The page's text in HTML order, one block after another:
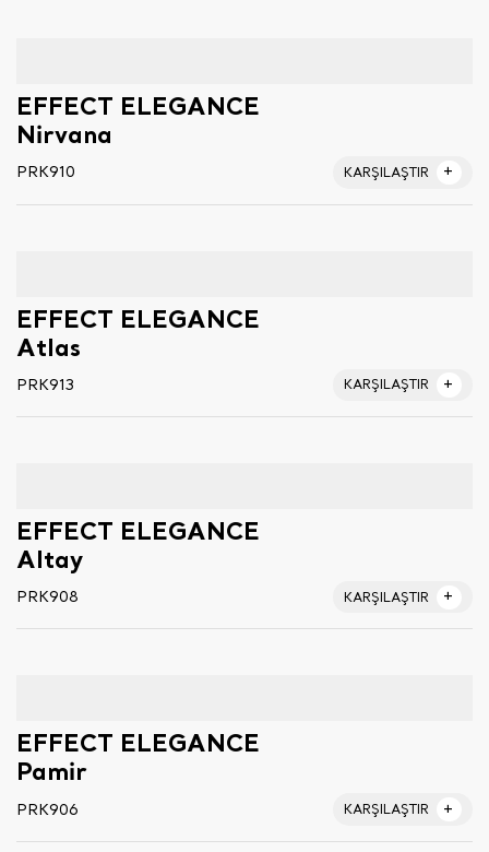
EFFECT ELEGANCE
Nirvana
PRK910 KARŞILAŞTIR
EFFECT ELEGANCE
Atlas
PRK913 KARŞILAŞTIR
EFFECT ELEGANCE
Altay
PRK908 KARŞILAŞTIR
EFFECT ELEGANCE
Pamir
PRK906 KARŞILAŞTIR